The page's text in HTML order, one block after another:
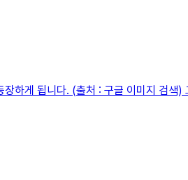
하게 됩니다. (출처 : 구글 이미지 검